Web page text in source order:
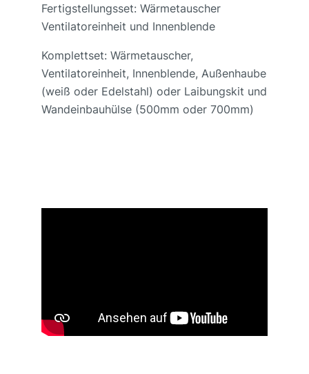
Fertigstellungsset: Wärmetauscher
Ventilatoreinheit und Innenblende
Komplettset: Wärmetauscher,
Ventilatoreinheit, Innenblende, Außenhaube
(weiß oder Edelstahl) oder Laibungskit und
Wandeinbauhülse (500mm oder 700mm)